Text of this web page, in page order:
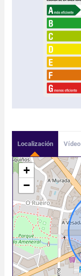
Localización Vídeo
+
−